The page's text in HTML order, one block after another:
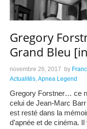
Gregory
Grand Bleu
novembre 26, 2017 by
Actualités Apnea Legend
Gregory Forstner… ce
celui de Jean-Marc
est resté dans la
d’apnée et de cinéma.